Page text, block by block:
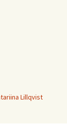
Lillqvist